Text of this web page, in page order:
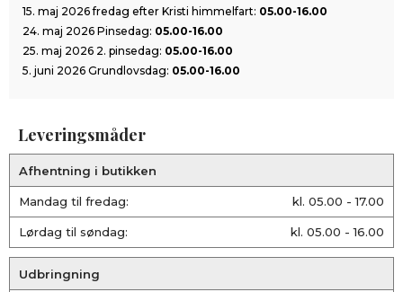
15. maj 2026 fredag efter Kristi himmelfart: 05.00-16.00
24. maj 2026 Pinsedag: 05.00-16.00
25. maj 2026 2. pinsedag: 05.00-16.00
5. juni 2026 Grundlovsdag: 05.00-16.00
Leveringsmåder
Afhentning i butikken
Mandag til fredag: kl. 05.00 - 17.00
Lørdag til søndag: kl. 05.00 - 16.00
Udbringning